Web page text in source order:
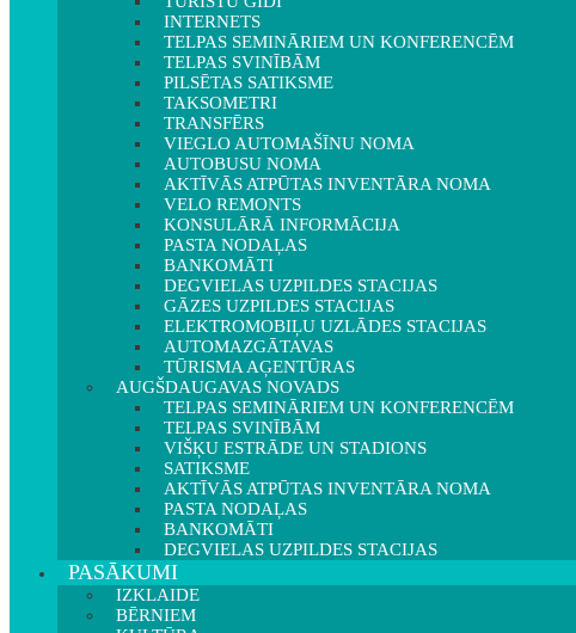
INTERNETS
TELPAS SEMINĀRIEM UN KONFERENCĒM
TELPAS SVINĪBĀM
PILSĒTAS SATIKSME
TAKSOMETRI
TRANSFĒRS
VIEGLO AUTOMAŠĪNU NOMA
AUTOBUSU NOMA
AKTĪVĀS ATPŪTAS INVENTĀRA NOMA
VELO REMONTS
KONSULĀRĀ INFORMĀCIJA
PASTA NODAĻAS
BANKOMĀTI
DEGVIELAS UZPILDES STACIJAS
GĀZES UZPILDES STACIJAS
ELEKTROMOBIĻU UZLĀDES STACIJAS
AUTOMAZGĀTAVAS
TŪRISMA AĢENTŪRAS
AUGŠDAUGAVAS NOVADS
TELPAS SEMINĀRIEM UN KONFERENCĒM
TELPAS SVINĪBĀM
VIŠĶU ESTRĀDE UN STADIONS
SATIKSME
AKTĪVĀS ATPŪTAS INVENTĀRA NOMA
PASTA NODAĻAS
BANKOMĀTI
DEGVIELAS UZPILDES STACIJAS
PASĀKUMI
IZKLAIDE
BĒRNIEM